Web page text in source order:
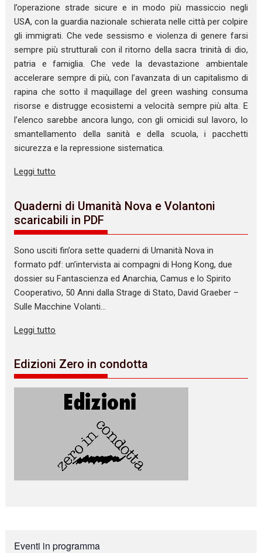
l’operazione strade sicure e in modo più massiccio negli
USA, con la guardia nazionale schierata nelle città per colpire
gli immigrati. Che vede sessismo e violenza di genere farsi
sempre più strutturali con il ritorno della sacra trinità di dio,
patria e famiglia. Che vede la devastazione ambientale
accelerare sempre di più, con l’avanzata di un capitalismo di
rapina che sotto il maquillage del green washing consuma
risorse e distrugge ecosistemi a velocità sempre più alta. E
l’elenco sarebbe ancora lungo, con gli omicidi sul lavoro, lo
smantellamento della sanità e della scuola, i pacchetti
sicurezza e la repressione sistematica.
Leggi tutto
Quaderni di Umanità Nova e Volantoni
scaricabili in PDF
Sono usciti fin’ora sette quaderni di Umanità Nova in
formato pdf: un’intervista ai compagni di Hong Kong, due
dossier su Fantascienza ed Anarchia, Camus e lo Spirito
Cooperativo, 50 Anni dalla Strage di Stato, David Graeber –
Sulle Macchine Volanti…
Leggi tutto
Edizioni Zero in condotta
Eventi in programma